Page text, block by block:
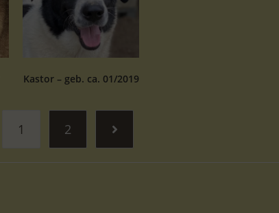
Kastor – geb. ca. 01/2019
1 2